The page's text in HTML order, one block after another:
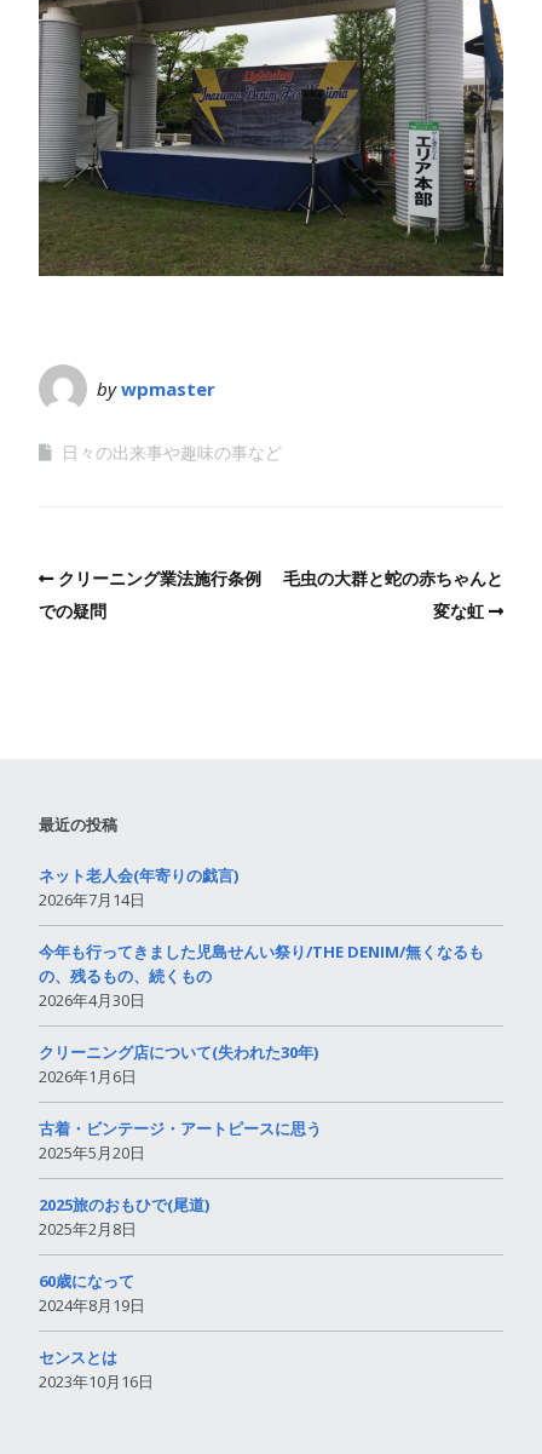
bywpmaster
日々の出来事や趣味の事など
クリーニング業法施行条例
での疑問
毛虫の大群と蛇の赤ちゃんと
変な虹
最近の投稿
ネット老人会(年寄りの戯言)
2026年7月14日
今年も行ってきました児島せんい祭り/THE DENIM/無くなるも
の、残るもの、続くもの
2026年4月30日
クリーニング店について(失われた30年)
2026年1月6日
古着・ビンテージ・アートピースに思う
2025年5月20日
2025旅のおもひで(尾道)
2025年2月8日
60歳になって
2024年8月19日
センスとは
2023年10月16日